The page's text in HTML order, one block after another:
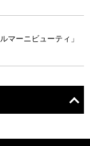
マーニビューティ」